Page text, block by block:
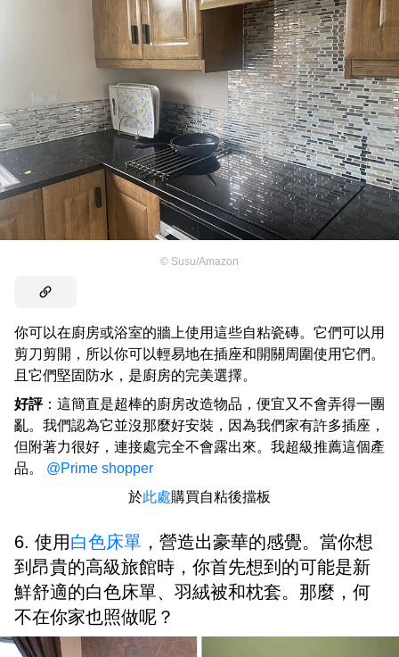
© Susu/Amazon
你可以在廚房或浴室的牆上使用這些自粘瓷磚。它們可以用
剪刀剪開，所以你可以輕易地在插座和開關周圍使用它們。
且它們堅固防水，是廚房的完美選擇。
好評：這簡直是超棒的廚房改造物品，便宜又不會弄得一團
亂。我們認為它並沒那麼好安裝，因為我們家有許多插座，
但附著力很好，連接處完全不會露出來。我超級推薦這個產
品。 @Prime shopper
於此處購買自粘後擋板
6. 使用白色床單 ，營造出豪華的感覺。當你想
到昂貴的高級旅館時，你首先想到的可能是新
鮮舒適的白色床單、羽絨被和枕套。那麼，何
不在你家也照做呢？